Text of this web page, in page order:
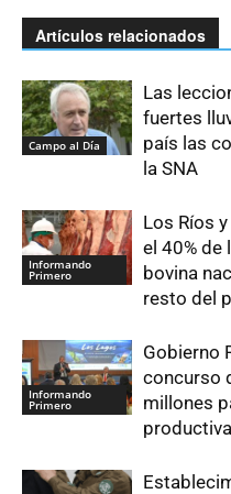
Artículos relacionados
Campo al Día
Las
fuertes
país las
la SNA
Informando
Primero
Los Ríos
el 40% de
bovina
resto del
Informando
Primero
Gobierno
concurso
millones